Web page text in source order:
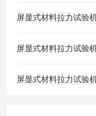
屏显式材料拉力试验
屏显式材料拉力试验
屏显式材料拉力试验